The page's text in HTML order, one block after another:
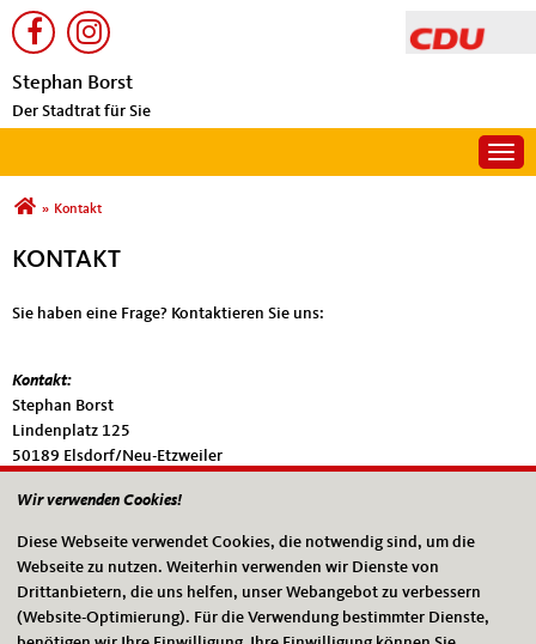
Stephan Borst
Der Stadtrat für Sie
Sie sind hier
» Kontakt
KONTAKT
Sie haben eine Frage? Kontaktieren Sie uns:
Kontakt:
Stephan Borst
Lindenplatz 125
50189 Elsdorf/Neu-Etzweiler
Anrede *
Vorname*
Wir verwenden Cookies!
Diese Webseite verwendet Cookies, die notwendig sind, um die
Webseite zu nutzen. Weiterhin verwenden wir Dienste von
Drittanbietern, die uns helfen, unser Webangebot zu verbessern
(Website-Optimierung). Für die Verwendung bestimmter Dienste,